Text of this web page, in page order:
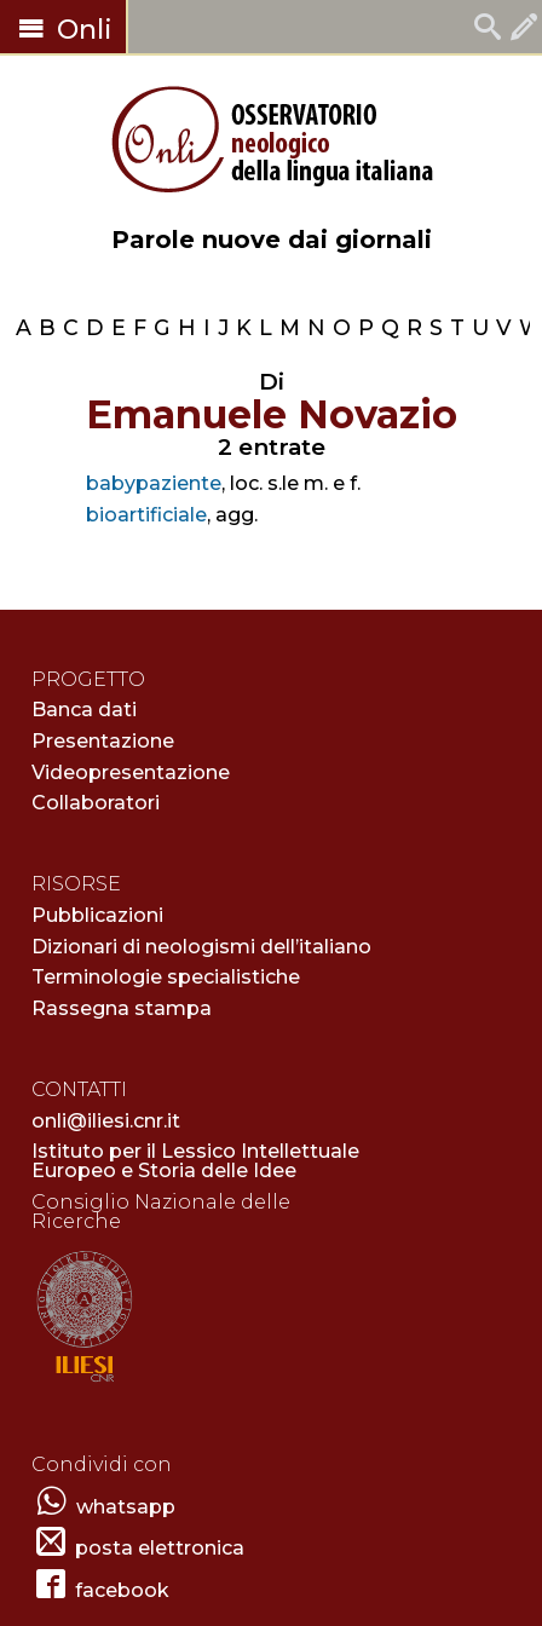
Onli
Parole nuove dai giornali
A B C D E F G H I J K L M N O P Q R S T U V W
Di
Emanuele Novazio
2 entrate
babypaziente, loc. s.le m. e f.
bioartificiale, agg.
PROGETTO
Banca dati
Presentazione
Videopresentazione
Collaboratori
RISORSE
Pubblicazioni
Dizionari di neologismi dell’italiano
Terminologie specialistiche
Rassegna stampa
CONTATTI
onli@iliesi.cnr.it
Istituto per il Lessico Intellettuale
Europeo e Storia delle Idee
Consiglio Nazionale delle
Ricerche
Condividi con
whatsapp
posta elettronica
facebook